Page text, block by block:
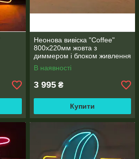
Неонова вивіска "Coffee"
800х220мм жовта з
диммером і блоком живлення
В наявності
3 995 ₴
Купити